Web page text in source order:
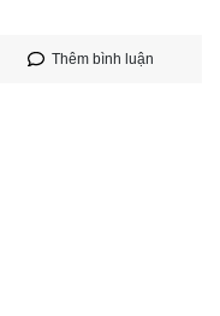
Thêm bình luận